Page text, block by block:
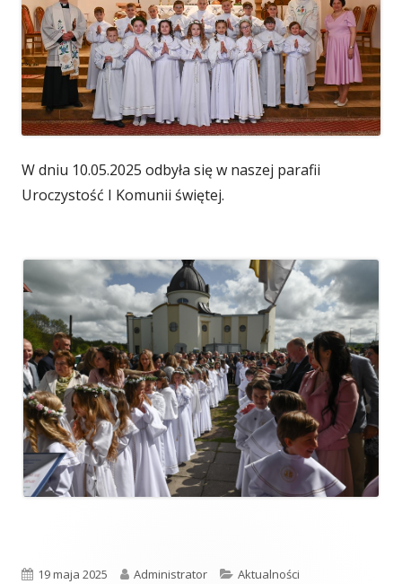
W dniu 10.05.2025 odbyła się w naszej parafii
Uroczystość I Komunii świętej.
Opublikowano
19 maja 2025 Autor
Administrator Kategorie
Aktualności